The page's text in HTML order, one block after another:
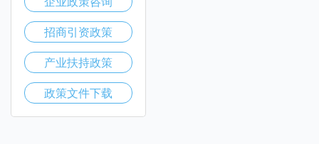
招商引资政策
产业扶持政策
政策文件下载